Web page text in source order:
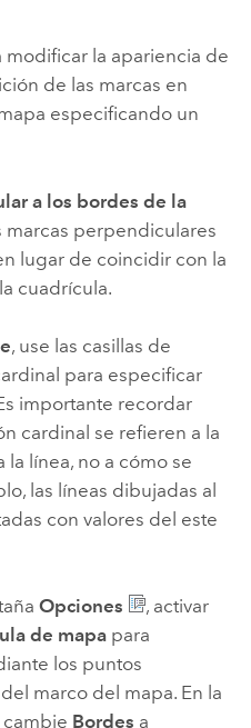
la apariencia de
de las marcas en
especificando un
a los bordes de la
perpendiculares
lugar de coincidir con la
cuadrícula.
, use las casillas de
para especificar
importante recordar
cardinal se refieren a la
línea, no a cómo se
las líneas dibujadas al
con valores del este
Opciones
, activar
de mapapara
los puntos
marco del mapa. En la
cambie Bordes a